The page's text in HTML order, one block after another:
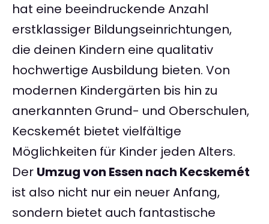
hat eine beeindruckende Anzahl
erstklassiger Bildungseinrichtungen,
die deinen Kindern eine qualitativ
hochwertige Ausbildung bieten. Von
modernen Kindergärten bis hin zu
anerkannten Grund- und Oberschulen,
Kecskemét bietet vielfältige
Möglichkeiten für Kinder jeden Alters.
Der Umzug von Essen nach Kecskemét
ist also nicht nur ein neuer Anfang,
sondern bietet auch fantastische